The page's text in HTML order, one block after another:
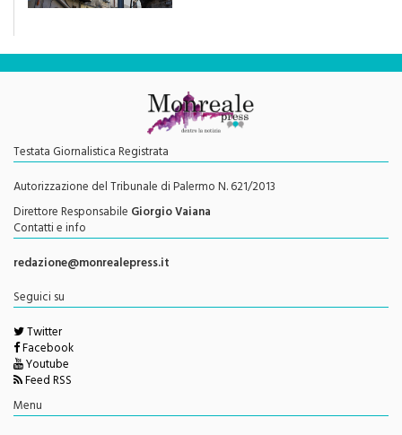
Testata Giornalistica Registrata
Autorizzazione del Tribunale di Palermo N. 621/2013
Direttore ResponsabileGiorgio Vaiana
Contatti e info
redazione@monrealepress.it
Seguici su
Twitter
Facebook
Youtube
Feed RSS